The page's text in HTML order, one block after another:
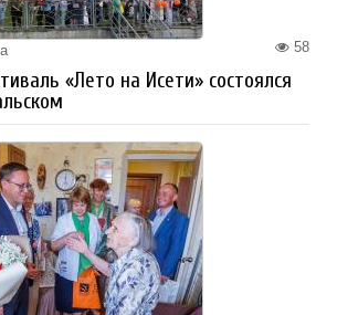
58
«Лето на Исети» состоялся